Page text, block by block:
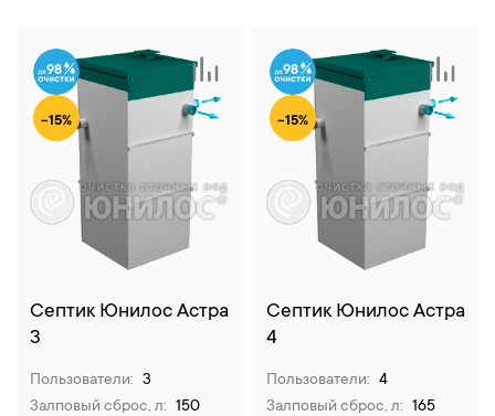
98
-15%
Септик Юнилос Астра
3
Пользователи: 3
Залповый сброс, л: 150
98
-15%
Септик Юнилос Астра
4
Пользователи: 4
Залповый сброс, л: 165